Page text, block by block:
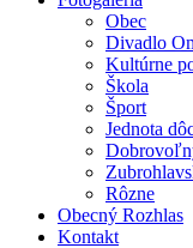
Obec
Divadlo
Kultúrne
Škola
Šport
Jednota
Rôzne
Obecný Rozhlas
Kontakt